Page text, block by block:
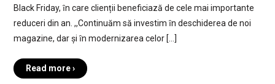
Black Friday, ȋn care clienții beneficiază de cele mai importante
reduceri din an. ,,Continuăm să investim ȋn deschiderea de noi
magazine, dar și ȋn modernizarea celor […]
Read more ›